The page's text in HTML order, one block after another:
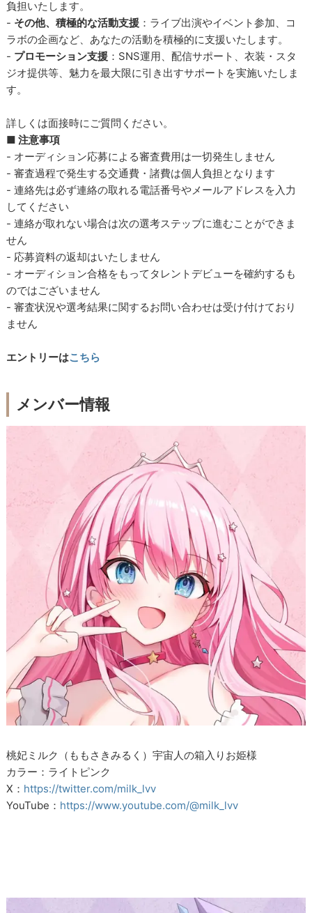
負担いたします。
- その他、積極的な活動支援 ：ライブ出演やイベント参加、コ
ラボの企画など、あなたの活動を積極的に支援いたします。
- プロモーション支援 ：SNS運用、配信サポート、衣装・スタ
ジオ提供等、魅力を最大限に引き出すサポートを実施いたしま
す。
詳しくは面接時にご質問ください。
■ 注意事項
- オーディション応募による審査費用は一切発生しません
- 審査過程で発生する交通費・諸費は個人負担となります
- 連絡先は必ず連絡の取れる電話番号やメールアドレスを入力
してください
- 連絡が取れない場合は次の選考ステップに進むことができま
せん
- 応募資料の返却はいたしません
- オーディション合格をもってタレントデビューを確約するも
のではございません
- 審査状況や選考結果に関するお問い合わせは受け付けており
ません
エントリーはこちら
メンバー情報
桃妃ミルク（ももさきみるく）宇宙人の箱入りお姫様
カラー：ライトピンク
X： https://twitter.com/milk_lvv
YouTube： https://www.youtube.com/@milk_lvv